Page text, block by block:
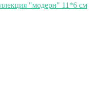
"модерн" 11*6 см